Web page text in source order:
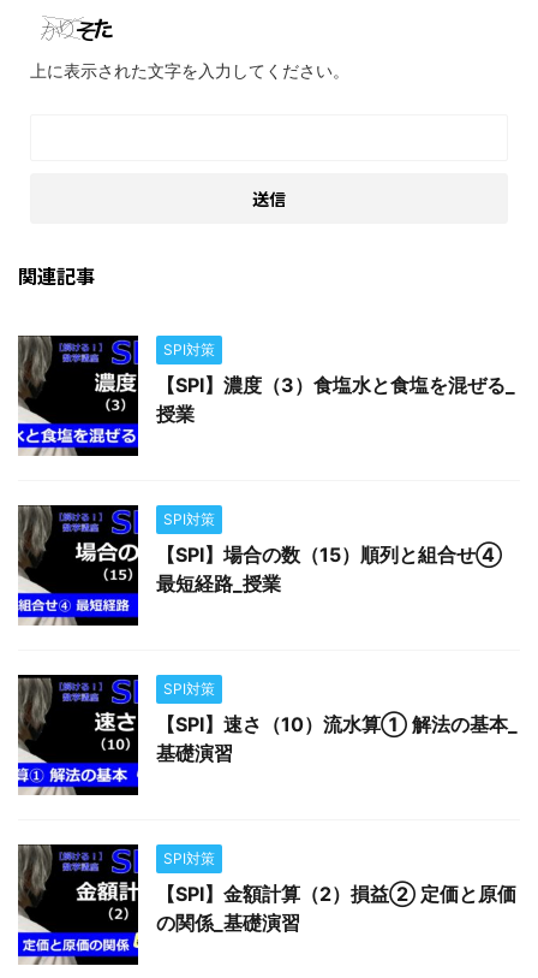
上に表示された文字を入力してください。
関連記事
SPI対策
【SPI】濃度（3）食塩水と食塩を混ぜる_
授業
SPI対策
【SPI】場合の数（15）順列と組合せ④
最短経路_授業
SPI対策
【SPI】速さ（10）流水算① 解法の基本_
基礎演習
SPI対策
【SPI】金額計算（2）損益② 定価と原価
の関係_基礎演習